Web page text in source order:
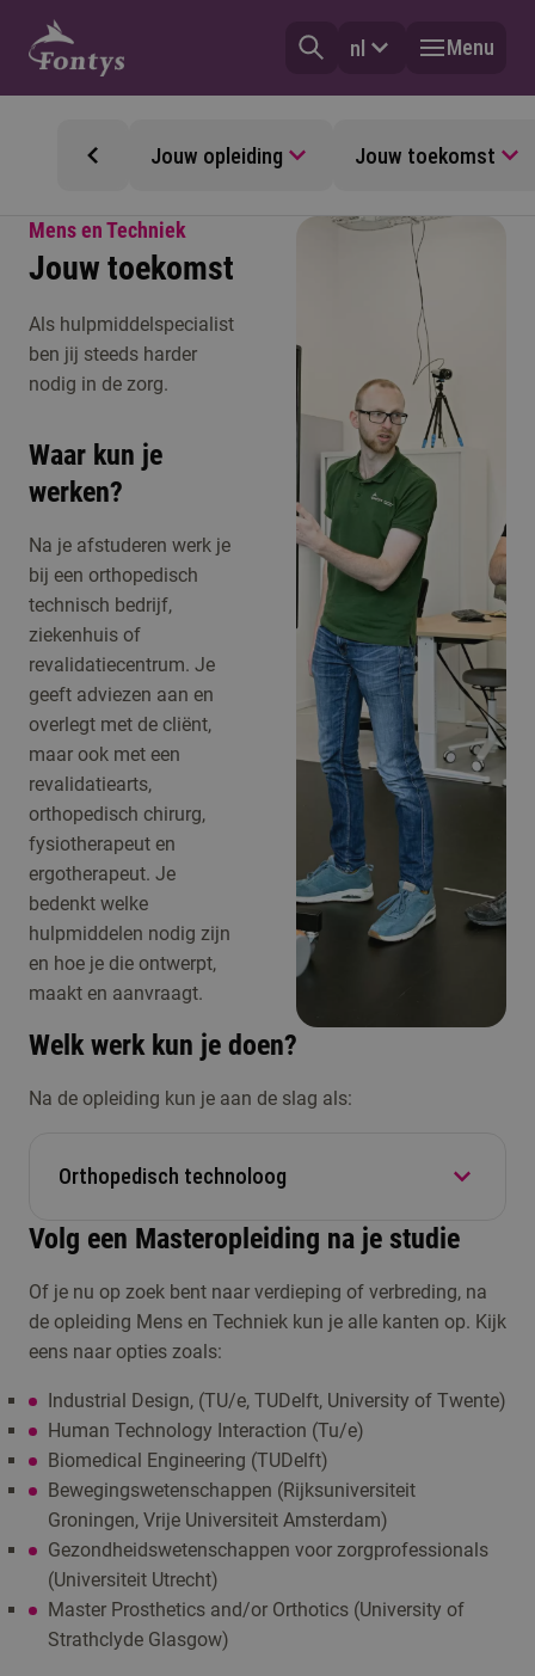
nl Menu
Jouw opleiding Jouw toekomst
Mens en Techniek
Jouw toekomst
Als hulpmiddelspecialist
ben jij steeds harder
nodig in de zorg.
Waar kun je
werken?
Na je afstuderen werk je
bij een orthopedisch
technisch bedrijf,
ziekenhuis of
revalidatiecentrum. Je
geeft adviezen aan en
overlegt met de cliënt,
maar ook met een
revalidatiearts,
orthopedisch chirurg,
fysiotherapeut en
ergotherapeut. Je
bedenkt welke
hulpmiddelen nodig zijn
en hoe je die ontwerpt,
maakt en aanvraagt.
Welk werk kun je doen?
Na de opleiding kun je aan de slag als:
Orthopedisch technoloog
Van protheses tot volledig op maat gemaakte
orthopedische schoenen: jij meet aan, ontwerpt
en maakt wat de cliënt nodig heeft. Dankzij jou is
een cliënt weer op de been. Daarnaast werk je
veel samen met andere zorgprofessionals.
Volg een Masteropleiding na je studie
Of je nu op zoek bent naar verdieping of verbreding, na
de opleiding Mens en Techniek kun je alle kanten op. Kijk
eens naar opties zoals:
Industrial Design, (TU/e, TUDelft, University of Twente)
Human Technology Interaction (Tu/e)
Biomedical Engineering (TUDelft)
Bewegingswetenschappen (Rijksuniversiteit
Groningen, Vrije Universiteit Amsterdam)
Gezondheidswetenschappen voor zorgprofessionals
(Universiteit Utrecht)
Master Prosthetics and/or Orthotics (University of
Strathclyde Glasgow)